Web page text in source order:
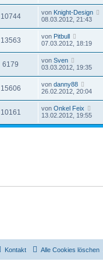
10744 von Knight-Design
08.03.2012, 21:43
13563 von Pitbull
07.03.2012, 18:19
6179 von Sven
03.03.2012, 19:35
15606 von danny88
26.02.2012, 20:04
10161 von Onkel Feix
13.02.2012, 19:55
Alle Cookies löschen
Kontakt